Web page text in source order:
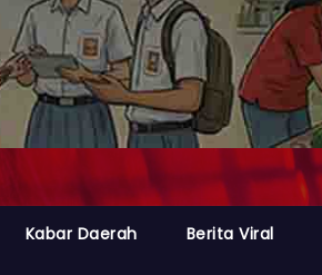
Kabar Daerah Berita Viral